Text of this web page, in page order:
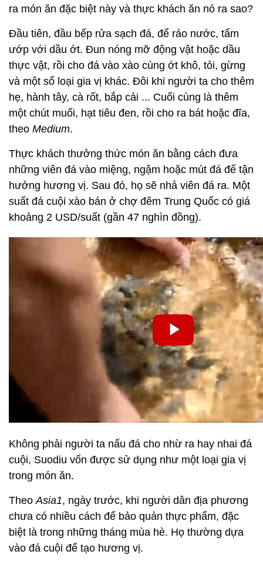
ra món ăn đặc biệt này và thực khách ăn nó ra sao?
Đầu tiên, đầu bếp rửa sạch đá, để ráo nước, tẩm
ướp với dầu ớt. Đun nóng mỡ động vật hoặc dầu
thực vật, rồi cho đá vào xào cùng ớt khô, tỏi, gừng
và một số loại gia vị khác. Đôi khi người ta cho thêm
hẹ, hành tây, cà rốt, bắp cải ... Cuối cùng là thêm
một chút muối, hạt tiêu đen, rồi cho ra bát hoặc đĩa,
theo Medium.
Thực khách thưởng thức món ăn bằng cách đưa
những viên đá vào miệng, ngậm hoặc mút đá để tận
hưởng hương vị. Sau đó, họ sẽ nhả viên đá ra. Một
suất đá cuội xào bán ở chợ đêm Trung Quốc có giá
khoảng 2 USD/suất (gần 47 nghìn đồng).
Không phải người ta nấu đá cho nhừ ra hay nhai đá
cuội, Suodiu vốn được sử dụng như một loại gia vị
trong món ăn.
TheoAsia1, ngày trước, khi người dân địa phương
chưa có nhiều cách để bảo quản thực phẩm, đặc
biệt là trong những tháng mùa hè. Họ thường dựa
vào đá cuội để tạo hương vị.